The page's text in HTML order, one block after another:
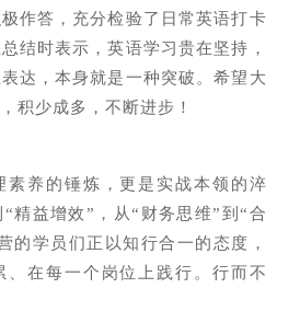
作答，充分检验了日常英语打卡
结时表示，英语学习贵在坚持，
达，本身就是一种突破。希望大
积少成多，不断进步！
素养的锤炼，更是实战本领的淬
“精益增效” ，从“财务思维”到“合
的学员们正以知行合一的态度，
、在每一个岗位上践行。行而不